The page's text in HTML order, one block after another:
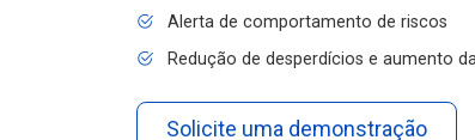
Alerta de comportamento de riscos
Redução de desperdícios e aumento
Solicite uma demonstração